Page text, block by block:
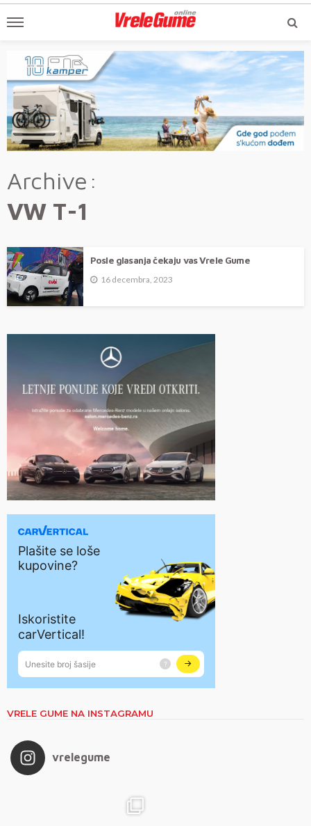
Archive
VW T-1
Posle glasanja čekaju vas Vrele Gume
16 decembra, 2023
VRELE GUME NA INSTAGRAMU
vrelegume